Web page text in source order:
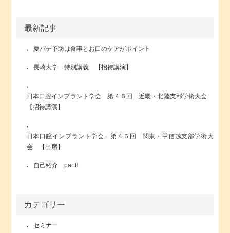
最新記事
夏バテ予防は食事とお口のケアがポイント
長崎大学 特別講義 【招待講演】
日本口腔インプラント学会 第４６回 近畿・北陸支部学術大会
【招待講演】
日本口腔インプラント学会 第４６回 関東・甲信越支部学術大
会 【出席】
自己紹介 part8
カテゴリー
セミナー